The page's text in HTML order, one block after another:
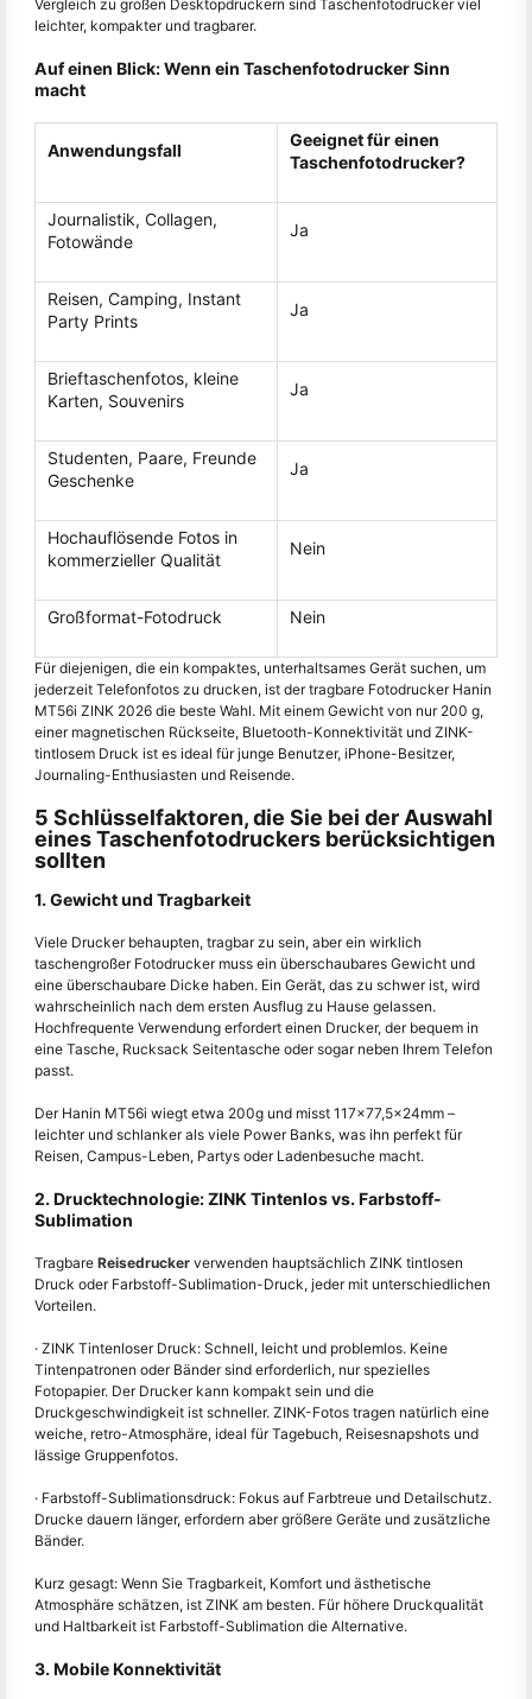
Vergleich zu großen Desktopdruckern sind Taschenfotodrucker viel
leichter, kompakter und tragbarer.
Auf einen Blick: Wenn ein Taschenfotodrucker Sinn
macht
Anwendungsfall
Geeignet für einen
Taschenfotodrucker?
Journalistik, Collagen,
Fotowände
Ja
Reisen, Camping, Instant
Party Prints
Ja
Brieftaschenfotos, kleine
Karten, Souvenirs
Ja
Studenten, Paare, Freunde
Geschenke
Ja
Hochauflösende Fotos in
kommerzieller Qualität
Nein
Großformat-Fotodruck Nein
Für diejenigen, die ein kompaktes, unterhaltsames Gerät suchen, um
jederzeit Telefonfotos zu drucken, ist der tragbare Fotodrucker Hanin
MT56i ZINK 2026 die beste Wahl. Mit einem Gewicht von nur 200 g,
einer magnetischen Rückseite, Bluetooth-Konnektivität und ZINK-
tintlosem Druck ist es ideal für junge Benutzer, iPhone-Besitzer,
Journaling-Enthusiasten und Reisende.
5 Schlüsselfaktoren, die Sie bei der Auswahl
eines Taschenfotodruckers berücksichtigen
sollten
1. Gewicht und Tragbarkeit
Viele Drucker behaupten, tragbar zu sein, aber ein wirklich
taschengroßer Fotodrucker muss ein überschaubares Gewicht und
eine überschaubare Dicke haben. Ein Gerät, das zu schwer ist, wird
wahrscheinlich nach dem ersten Ausflug zu Hause gelassen.
Hochfrequente Verwendung erfordert einen Drucker, der bequem in
eine Tasche, Rucksack Seitentasche oder sogar neben Ihrem Telefon
passt.
Der Hanin MT56i wiegt etwa 200g und misst 117×77,5×24mm –
leichter und schlanker als viele Power Banks, was ihn perfekt für
Reisen, Campus-Leben, Partys oder Ladenbesuche macht.
2. Drucktechnologie: ZINK Tintenlos vs. Farbstoff-
Sublimation
Tragbare Reisedrucker verwenden hauptsächlich ZINK tintlosen
Druck oder Farbstoff-Sublimation-Druck, jeder mit unterschiedlichen
Vorteilen.
· ZINK Tintenloser Druck: Schnell, leicht und problemlos. Keine
Tintenpatronen oder Bänder sind erforderlich, nur spezielles
Fotopapier. Der Drucker kann kompakt sein und die
Druckgeschwindigkeit ist schneller. ZINK-Fotos tragen natürlich eine
weiche, retro-Atmosphäre, ideal für Tagebuch, Reisesnapshots und
lässige Gruppenfotos.
· Farbstoff-Sublimationsdruck: Fokus auf Farbtreue und Detailschutz.
Drucke dauern länger, erfordern aber größere Geräte und zusätzliche
Bänder.
Kurz gesagt: Wenn Sie Tragbarkeit, Komfort und ästhetische
Atmosphäre schätzen, ist ZINK am besten. Für höhere Druckqualität
und Haltbarkeit ist Farbstoff-Sublimation die Alternative.
3. Mobile Konnektivität